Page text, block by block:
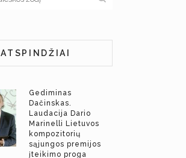
ATSPINDŽIAI
Gediminas
Dačinskas.
Laudacija Dario
Marinelli Lietuvos
kompozitorių
sąjungos premijos
įteikimo proga